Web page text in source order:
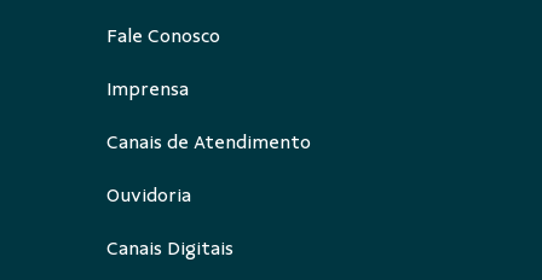
Fale Conosco
Imprensa
Canais de Atendimento
Ouvidoria
Canais Digitais